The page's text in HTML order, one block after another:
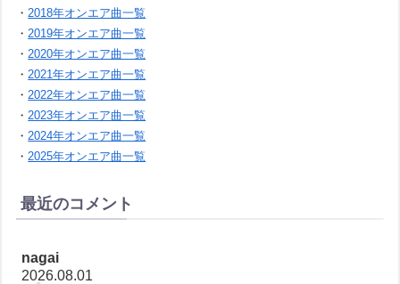
・ 2018年オンエア曲一覧
・ 2019年オンエア曲一覧
・ 2020年オンエア曲一覧
・ 2021年オンエア曲一覧
・ 2022年オンエア曲一覧
・ 2023年オンエア曲一覧
・ 2024年オンエア曲一覧
・ 2025年オンエア曲一覧
最近のコメント
nagai
2026.08.01